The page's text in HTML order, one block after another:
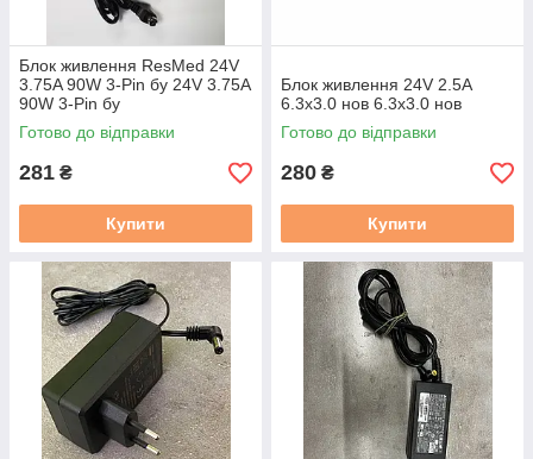
Блок живлення ResMed 24V
3.75A 90W 3-Pin бу 24V 3.75A
90W 3-Pin бу
Готово до відправки
281 ₴
Купити
Блок живлення 24V 2.5А
6.3х3.0 нов 6.3х3.0 нов
Готово до відправки
280 ₴
Купити